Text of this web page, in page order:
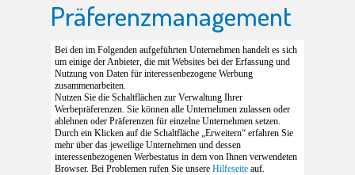
Präferenzmanagement
Bei den im Folgenden aufgeführten Unternehmen handelt es sich
um einige der Anbieter, die mit Websites bei der Erfassung und
Nutzung von Daten für interessenbezogene Werbung
zusammenarbeiten.
Nutzen Sie die Schaltflächen zur Verwaltung Ihrer
Werbepräferenzen. Sie können alle Unternehmen zulassen oder
ablehnen oder Präferenzen für einzelne Unternehmen setzen.
Durch ein Klicken auf die Schaltfläche „Erweitern“ erfahren Sie
mehr über das jeweilige Unternehmen und dessen
interessenbezogenen Werbestatus in dem von Ihnen verwendeten
Browser. Bei Problemen rufen Sie unsere Hilfeseite auf.